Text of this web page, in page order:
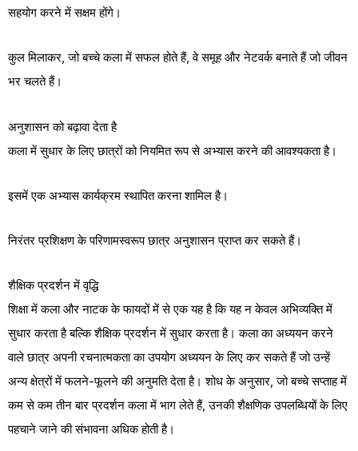
सहयोग करने में सक्षम होंगे।
कुल मिलाकर, जो बच्चे कला में सफल होते हैं, वे समूह और नेटवर्क बनाते हैं जो जीवन
भर चलते हैं।
अनुशासन को बढ़ावा देता है
कला में सुधार के लिए छात्रों को नियमित रूप से अभ्यास करने की आवश्यकता है।
इसमें एक अभ्यास कार्यक्रम स्थापित करना शामिल है।
निरंतर प्रशिक्षण के परिणामस्वरूप छात्र अनुशासन प्राप्त कर सकते हैं।
शैक्षिक प्रदर्शन में वृद्धि
शिक्षा में कला और नाटक के फायदों में से एक यह है कि यह न केवल अभिव्यक्ति में
सुधार करता है बल्कि शैक्षिक प्रदर्शन में सुधार करता है। कला का अध्ययन करने
वाले छात्र अपनी रचनात्मकता का उपयोग अध्ययन के लिए कर सकते हैं जो उन्हें
अन्य क्षेत्रों में फलने-फूलने की अनुमति देता है। शोध के अनुसार, जो बच्चे सप्ताह में
कम से कम तीन बार प्रदर्शन कला में भाग लेते हैं, उनकी शैक्षणिक उपलब्धियों के लिए
पहचाने जाने की संभावना अधिक होती है।